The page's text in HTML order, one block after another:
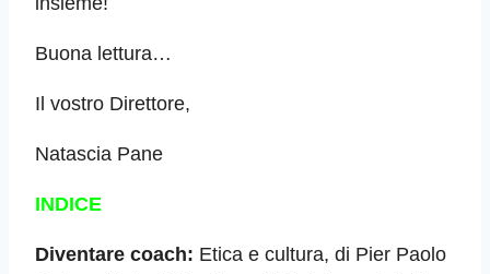
Buona lettura…
Il vostro Direttore,
Natascia Pane
INDICE
Diventare coach: Etica e cultura, di Pier Paolo